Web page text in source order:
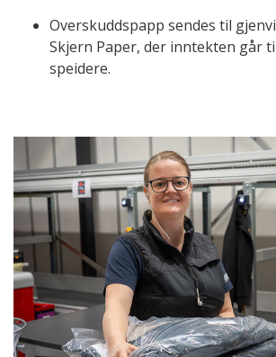
Overskuddspapp sendes til
Skjern Paper, der inntekten går
speidere.